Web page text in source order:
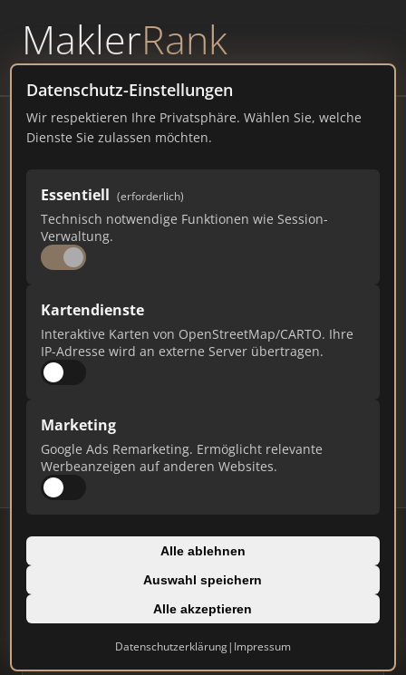
MaklerRank
powered byWAVEPOINT
Datenschutz-Einstellungen
Wir respektieren Ihre Privatsphäre. Wählen Sie, welche
Dienste Sie zulassen möchten.
Essentiell (erforderlich)
Technisch notwendige Funktionen wie Session-
Verwaltung.
Kartendienste
Interaktive Karten von OpenStreetMap/CARTO. Ihre
IP-Adresse wird an externe Server übertragen.
Marketing
Google Ads Remarketing. Ermöglicht relevante
Werbeanzeigen auf anderen Websites.
Alle ablehnen
Auswahl speichern
Alle akzeptieren
Datenschutzerklärung| Impressum
HouseGemeinschaft
housegemeinschaft.de
120
Ist das Ihr Unternehmen?
Verifizieren Sie Ihr Profil, bearbeiten Sie Ihre
Updates.
Profil beanspruchen